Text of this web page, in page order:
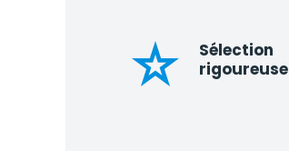
Sélection
rigoureuse